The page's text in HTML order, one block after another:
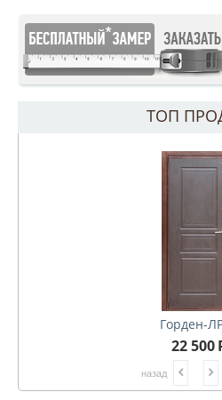
ТОП
Горден-
22 500
назад